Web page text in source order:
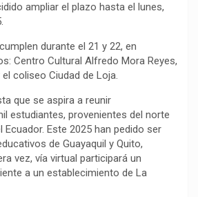
ampliar el plazo hasta el lunes,
durante el 21 y 22, en
Centro Cultural Alfredo Mora Reyes,
coliseo Ciudad de Loja.
que se aspira a reunir
estudiantes, provenientes del norte
Ecuador. Este 2025 han pedido ser
de Guayaquil y Quito,
vez, vía virtual participará un
a un establecimiento de La